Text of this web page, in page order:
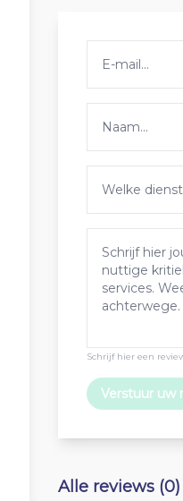
Schrijf hier een
Verstuur uw
Alle reviews (0)